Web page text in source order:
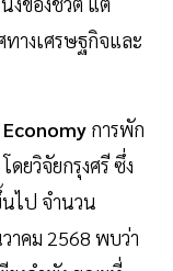
างเศรษฐกิจและ
Economy การพัก
ยวิจัยกรุงศรี ซึ่ง
นไป จำนวน
าคม 2568 พบว่า